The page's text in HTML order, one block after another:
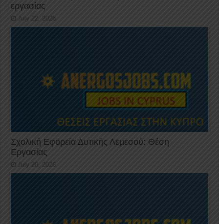
εργασίας
July 22, 2026
Σχολική Εφορεία Δυτικής Λεμεσού: Θέση
Εργασίας
July 20, 2026